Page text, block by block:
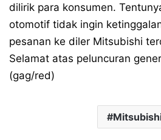
dilirik para konsumen.
otomotif tidak ingin
pesanan ke diler Mitsubishi
Selamat atas peluncuran
(gag/red)